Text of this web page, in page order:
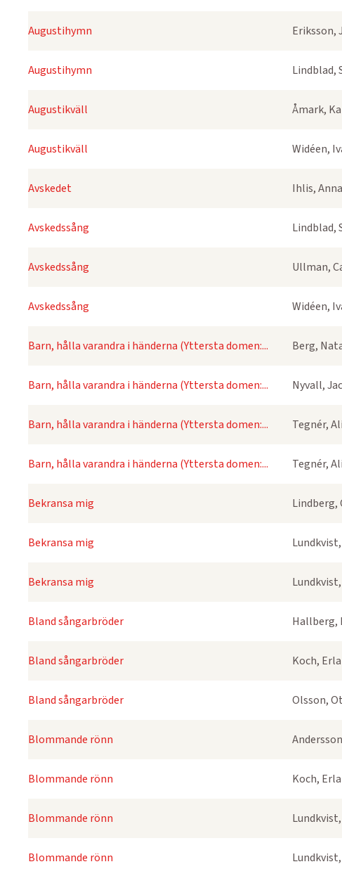
Augustihymn Eriksson,
Augustihymn Lindblad,
Augustikväll Åmark,
Augustikväll Widéen,
Avskedet Ihlis, Anna
Avskedssång Lindblad,
Avskedssång Ullman,
Avskedssång Widéen,
Barn, hålla varandra i händerna (Yttersta domen:... Berg,
Barn, hålla varandra i händerna (Yttersta domen:... Nyvall,
Barn, hålla varandra i händerna (Yttersta domen:... Tegnér,
Barn, hålla varandra i händerna (Yttersta domen:... Tegnér,
Bekransa mig Lindberg,
Bekransa mig
Bekransa mig
Bland sångarbröder Hallberg,
Bland sångarbröder Koch,
Bland sångarbröder Olsson,
Blommande rönn
Blommande rönn Koch,
Blommande rönn
Blommande rönn